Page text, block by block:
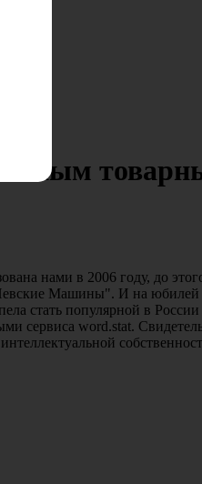
нами в 2006 году, до
Машины". И на
стать популярной в
word.stat.